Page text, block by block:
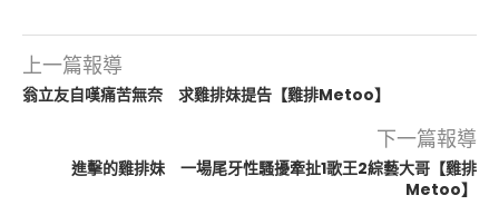
上一篇報導
翁立友自嘆痛苦無奈 求雞排妹提告【雞排Metoo】
下一篇報導
進擊的雞排妹 一場尾牙性騷擾牽扯1歌王2綜藝大哥【雞排
Metoo】